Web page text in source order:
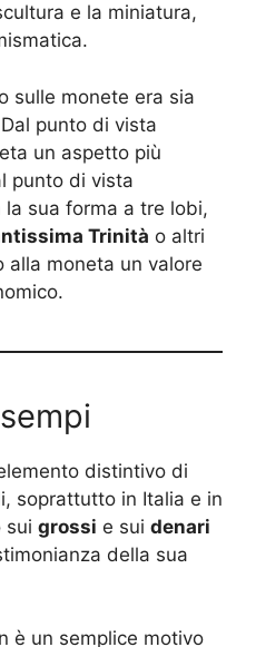
e la miniatura,
sulle monete era sia
punto di vista
un aspetto più
punto di vista
sua forma a tre lobi,
Trinità o altri
alla moneta un valore
distintivo di
soprattutto in Italia e in
sui grossi e sui denari
della sua
è un semplice motivo